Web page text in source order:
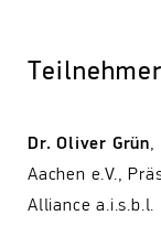
Dr. Oliver Grün,
Aachen e.V.,
Alliance a.i.s.b.l.